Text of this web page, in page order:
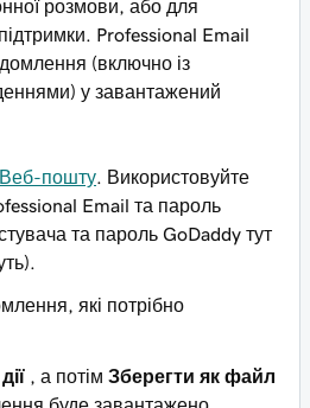
розмови, або для
Professional Email
(включно із
у завантажений
Веб-пошту . Використовуйте
Email та пароль
та пароль GoDaddy тут
які потрібно
, а потім Зберегти як файл